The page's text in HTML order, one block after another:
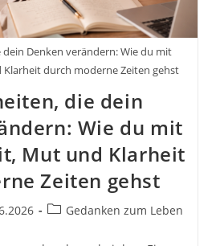
dein Denken verändern: Wie du mit
durch moderne Zeiten gehst
die dein
Wie du mit
Mut und Klarheit
Zeiten gehst
Beitrags-
Gedanken zum Leben